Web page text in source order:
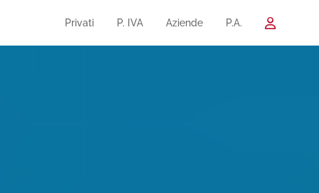
Privati P. IVA Aziende P.A.